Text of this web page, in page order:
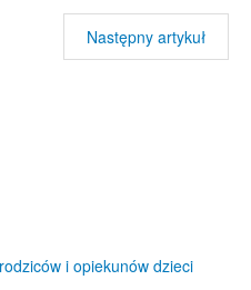
Następny artykuł
i opiekunów dzieci